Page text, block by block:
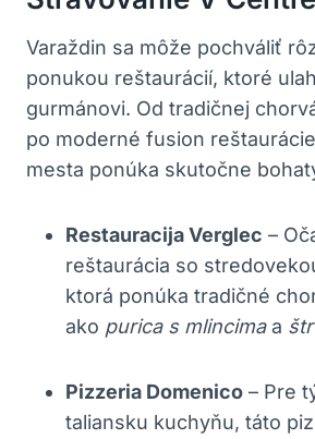
Varaždin sa môže pochváliť
ponukou reštaurácií, ktoré
gurmánovi. Od tradičnej
po moderné fusion
mesta ponúka skutočne
Restauracija Verglec –
reštaurácia so
ktorá ponúka tradičné
ako purica s mlincimaa
Pizzeria Domenico – Pre
taliansku kuchyňu, táto